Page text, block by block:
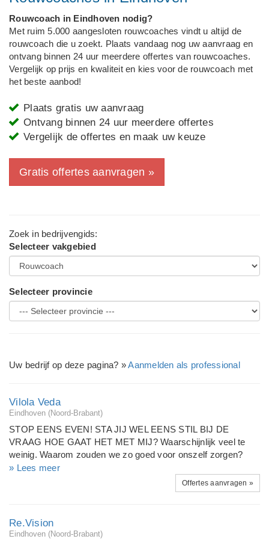
Rouwcoach in Eindhoven nodig?
Met ruim 5.000 aangesloten rouwcoaches vindt u altijd de
rouwcoach die u zoekt. Plaats vandaag nog uw aanvraag en
ontvang binnen 24 uur meerdere offertes van rouwcoaches.
Vergelijk op prijs en kwaliteit en kies voor de rouwcoach met
het beste aanbod!
Plaats gratis uw aanvraag
Ontvang binnen 24 uur meerdere offertes
Vergelijk de offertes en maak uw keuze
Gratis offertes aanvragen »
Zoek in bedrijvengids:
Selecteer vakgebied
Selecteer provincie
Uw bedrijf op deze pagina? »Aanmelden als professional
Vilola Veda
Eindhoven (Noord-Brabant)
STOP EENS EVEN! STA JIJ WEL EENS STIL BIJ DE
VRAAG HOE GAAT HET MET MIJ? Waarschijnlijk veel te
weinig. Waarom zouden we zo goed voor onszelf zorgen?
Doen we dat liever en makkelijker voor een ander? Een
hulpverlener inschakelen? Ben je dan zwak? Of is dat een
oude overtuiging die niet van deze tijd is? Iedereen heeft wel
nieuw inzicht. WAT IS NOU EEN LIFE-COACH t.o.v. een
andere hulpverlener? Een Life-Coach is breder in aanpak, je
» Lees meer
Offertes aanvragen »
Re.Vision
Eindhoven (Noord-Brabant)